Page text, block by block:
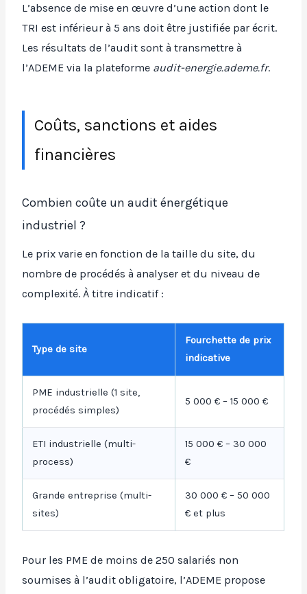
L’absence de mise en œuvre d’une action dont le
TRI est inférieur à 5 ans doit être justifiée par écrit.
Les résultats de l’audit sont à transmettre à
l’ADEME via la plateforme audit-energie.ademe.fr.
Coûts, sanctions et aides
financières
Combien coûte un audit énergétique
industriel ?
Le prix varie en fonction de la taille du site, du
nombre de procédés à analyser et du niveau de
complexité. À titre indicatif :
Type de site
Fourchette de prix
indicative
PME industrielle (1 site,
procédés simples)
5 000 € – 15 000 €
ETI industrielle (multi-
process)
15 000 € – 30 000
€
Grande entreprise (multi-
sites)
30 000 € – 50 000
€ et plus
Pour les PME de moins de 250 salariés non
soumises à l’audit obligatoire, l’ADEME propose